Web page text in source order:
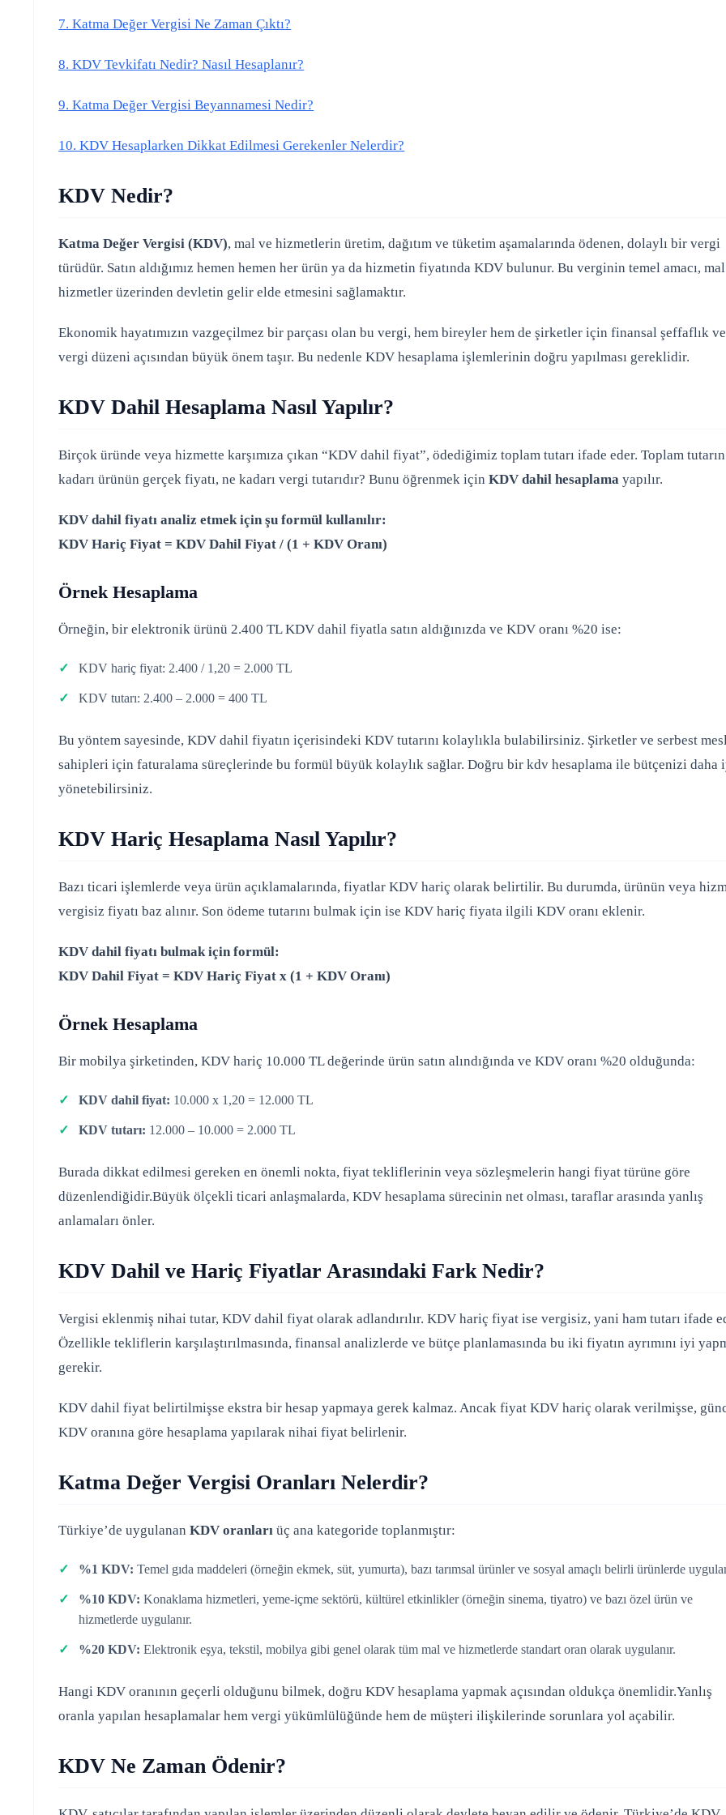
7. Katma Değer Vergisi Ne Zaman Çıktı?
8. KDV Tevkifatı Nedir? Nasıl Hesaplanır?
9. Katma Değer Vergisi Beyannamesi Nedir?
10. KDV Hesaplarken Dikkat Edilmesi Gerekenler Nelerdir?
KDV Nedir?
Katma Değer Vergisi (KDV), mal ve hizmetlerin üretim, dağıtım ve tüketim aşamalarında ödenen, dolaylı bir vergi
türüdür. Satın aldığımız hemen hemen her ürün ya da hizmetin fiyatında KDV bulunur. Bu verginin temel amacı,
hizmetler üzerinden devletin gelir elde etmesini sağlamaktır.
Ekonomik hayatımızın vazgeçilmez bir parçası olan bu vergi, hem bireyler hem de şirketler için finansal şeffaflık ve
vergi düzeni açısından büyük önem taşır. Bu nedenle KDV hesaplama işlemlerinin doğru yapılması gereklidir.
KDV Dahil Hesaplama Nasıl Yapılır?
Birçok üründe veya hizmette karşımıza çıkan “KDV dahil fiyat”, ödediğimiz toplam tutarı ifade eder. Toplam
kadarı ürünün gerçek fiyatı, ne kadarı vergi tutarıdır? Bunu öğrenmek içinKDV dahil hesaplama yapılır.
KDV dahil fiyatı analiz etmek için şu formül kullanılır:
KDV Hariç Fiyat = KDV Dahil Fiyat / (1 + KDV Oranı)
Örnek Hesaplama
Örneğin, bir elektronik ürünü 2.400 TL KDV dahil fiyatla satın aldığınızda ve KDV oranı %20 ise:
KDV hariç fiyat: 2.400 / 1,20 = 2.000 TL
KDV tutarı: 2.400 – 2.000 = 400 TL
Bu yöntem sayesinde, KDV dahil fiyatın içerisindeki KDV tutarını kolaylıkla bulabilirsiniz. Şirketler ve serbest
sahipleri için faturalama süreçlerinde bu formül büyük kolaylık sağlar. Doğru bir kdv hesaplama ile bütçenizi daha
yönetebilirsiniz.
KDV Hariç Hesaplama Nasıl Yapılır?
Bazı ticari işlemlerde veya ürün açıklamalarında, fiyatlar KDV hariç olarak belirtilir. Bu durumda, ürünün veya
vergisiz fiyatı baz alınır. Son ödeme tutarını bulmak için ise KDV hariç fiyata ilgili KDV oranı eklenir.
KDV dahil fiyatı bulmak için formül:
KDV Dahil Fiyat = KDV Hariç Fiyat x (1 + KDV Oranı)
Örnek Hesaplama
Bir mobilya şirketinden, KDV hariç 10.000 TL değerinde ürün satın alındığında ve KDV oranı %20 olduğunda:
KDV dahil fiyat: 10.000 x 1,20 = 12.000 TL
KDV tutarı: 12.000 – 10.000 = 2.000 TL
Burada dikkat edilmesi gereken en önemli nokta, fiyat tekliflerinin veya sözleşmelerin hangi fiyat türüne göre
düzenlendiğidir.Büyük ölçekli ticari anlaşmalarda, KDV hesaplama sürecinin net olması, taraflar arasında yanlış
anlamaları önler.
KDV Dahil ve Hariç Fiyatlar Arasındaki Fark Nedir?
Vergisi eklenmiş nihai tutar, KDV dahil fiyat olarak adlandırılır. KDV hariç fiyat ise vergisiz, yani ham tutarı ifade
Özellikle tekliflerin karşılaştırılmasında, finansal analizlerde ve bütçe planlamasında bu iki fiyatın ayrımını iyi
gerekir.
KDV dahil fiyat belirtilmişse ekstra bir hesap yapmaya gerek kalmaz. Ancak fiyat KDV hariç olarak verilmişse,
KDV oranına göre hesaplama yapılarak nihai fiyat belirlenir.
Katma Değer Vergisi Oranları Nelerdir?
Türkiye’de uygulananKDV oranları üç ana kategoride toplanmıştır:
%1 KDV: Temel gıda maddeleri (örneğin ekmek, süt, yumurta), bazı tarımsal ürünler ve sosyal amaçlı belirli ürünlerde
%10 KDV: Konaklama hizmetleri, yeme-içme sektörü, kültürel etkinlikler (örneğin sinema, tiyatro) ve bazı özel ürün ve
hizmetlerde uygulanır.
%20 KDV: Elektronik eşya, tekstil, mobilya gibi genel olarak tüm mal ve hizmetlerde standart oran olarak uygulanır.
Hangi KDV oranının geçerli olduğunu bilmek, doğru KDV hesaplama yapmak açısından oldukça önemlidir.Yanlış
oranla yapılan hesaplamalar hem vergi yükümlülüğünde hem de müşteri ilişkilerinde sorunlara yol açabilir.
KDV Ne Zaman Ödenir?